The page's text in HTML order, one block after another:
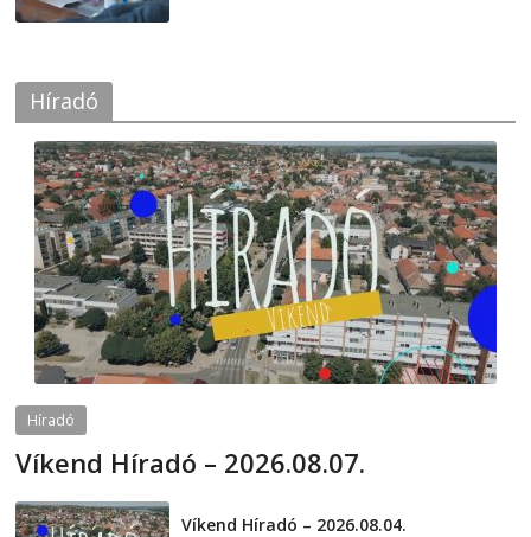
Híradó
Híradó
Víkend Híradó – 2026.08.07.
Víkend Híradó – 2026.08.04.